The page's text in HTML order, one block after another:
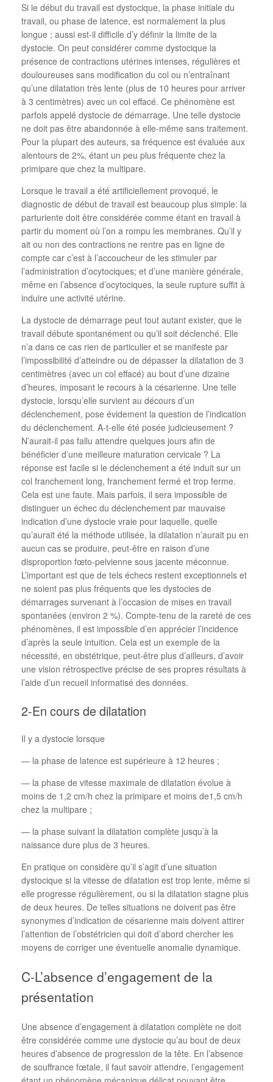
Si le début du travail est dystocique, la phase initiale du
travail, ou phase de latence, est normalement la plus
longue ; aussi est-il difficile d’y définir la limite de la
dystocie. On peut considérer comme dystocique la
présence de contractions utérines intenses, régulières et
douloureuses sans modification du col ou n’entraînant
qu’une dilatation très lente (plus de 10 heures pour arriver
à 3 centimètres) avec un col effacé. Ce phénomène est
parfois appelé dystocie de démarrage. Une telle dystocie
ne doit pas être abandonnée à elle-même sans traitement.
Pour la plupart des auteurs, sa fréquence est évaluée aux
alentours de 2%, étant un peu plus fréquente chez la
primipare que chez la multipare.
Lorsque le travail a été artificiellement provoqué, le
diagnostic de début de travail est beaucoup plus simple: la
parturiente doit être considérée comme étant en travail à
partir du moment où l’on a rompu les membranes. Qu’il y
ait ou non des contractions ne rentre pas en ligne de
compte car c’est à l’accoucheur de les stimuler par
l’administration d’ocytociques; et d’une manière générale,
même en l’absence d’ocytociques, la seule rupture suffit à
induire une activité utérine.
La dystocie de démarrage peut tout autant exister, que le
travail débute spontanément ou qu’il soit déclenché. Elle
n’a dans ce cas rien de particulier et se manifeste par
l’impossibilité d’atteindre ou de dépasser la dilatation de 3
centimètres (avec un col effacé) au bout d’une dizaine
d’heures, imposant le recours à la césarienne. Une telle
dystocie, lorsqu’elle survient au décours d’un
déclenchement, pose évidement la question de l’indication
du déclenchement. A-t-elle été posée judicieusement ?
N’aurait-il pas fallu attendre quelques jours afin de
bénéficier d’une meilleure maturation cervicale ? La
réponse est facile si le déclenchement a été induit sur un
col franchement long, franchement fermé et trop ferme.
Cela est une faute. Mais parfois, il sera impossible de
distinguer un échec du déclenchement par mauvaise
indication d’une dystocie vraie pour laquelle, quelle
qu’aurait été la méthode utilisée, la dilatation n’aurait pu en
aucun cas se produire, peut-être en raison d’une
disproportion fœto-pelvienne sous jacente méconnue.
L’important est que de tels échecs restent exceptionnels et
ne soient pas plus fréquents que les dystocies de
démarrages survenant à l’occasion de mises en travail
spontanées (environ 2 %). Compte-tenu de la rareté de ces
phénomènes, il est impossible d’en apprécier l’incidence
d’après la seule intuition. Cela est un exemple de la
nécessité, en obstétrique, peut-être plus d’ailleurs, d’avoir
une vision rétrospective précise de ses propres résultats à
l’aide d’un recueil informatisé des données.
2-En cours de dilatation
Il y a dystocie lorsque
— la phase de latence est supérieure à 12 heures ;
— la phase de vitesse maximale de dilatation évolue à
moins de 1,2 cm/h chez la primipare et moins de1,5 cm/h
chez la multipare ;
— la phase suivant la dilatation complète jusqu’à la
naissance dure plus de 3 heures.
En pratique on considère qu’il s’agit d’une situation
dystocique si la vitesse de dilatation est trop lente, même si
elle progresse régulièrement, ou si la dilatation stagne plus
de deux heures. De telles situations ne doivent pas être
synonymes d’indication de césarienne mais doivent attirer
l’attention de l’obstétricien qui doit d’abord chercher les
moyens de corriger une éventuelle anomalie dynamique.
C-L’absence d’engagement de la
présentation
Une absence d’engagement à dilatation complète ne doit
être considérée comme une dystocie qu’au bout de deux
heures d’absence de progression de la tête. En l’absence
de souffrance fœtale, il faut savoir attendre, l’engagement